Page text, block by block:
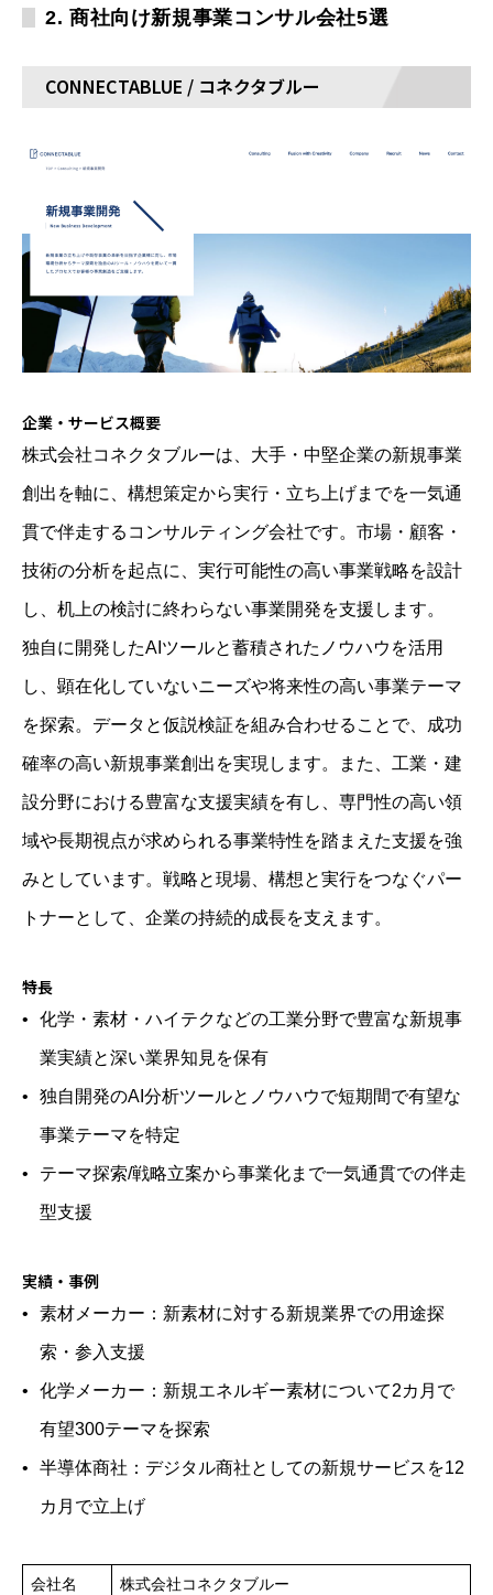
2. 商社向け新規事業コンサル会社5選
CONNECTABLUE / コネクタブルー
企業・サービス概要
株式会社コネクタブルーは、大手・中堅企業の新規事業
創出を軸に、構想策定から実行・立ち上げまでを一気通
貫で伴走するコンサルティング会社です。市場・顧客・
技術の分析を起点に、実行可能性の高い事業戦略を設計
し、机上の検討に終わらない事業開発を支援します。
独自に開発したAIツールと蓄積されたノウハウを活用
し、顕在化していないニーズや将来性の高い事業テーマ
を探索。データと仮説検証を組み合わせることで、成功
確率の高い新規事業創出を実現します。また、工業・建
設分野における豊富な支援実績を有し、専門性の高い領
域や長期視点が求められる事業特性を踏まえた支援を強
みとしています。戦略と現場、構想と実行をつなぐパー
トナーとして、企業の持続的成長を支えます。
特長
化学・素材・ハイテクなどの工業分野で豊富な新規事
業実績と深い業界知見を保有
独自開発のAI分析ツールとノウハウで短期間で有望な
事業テーマを特定
テーマ探索/戦略立案から事業化まで一気通貫での伴走
型支援
実績・事例
素材メーカー：新素材に対する新規業界での用途探
索・参入支援
化学メーカー：新規エネルギー素材について2カ月で
有望300テーマを探索
半導体商社：デジタル商社としての新規サービスを12
カ月で立上げ
会社名 株式会社コネクタブルー